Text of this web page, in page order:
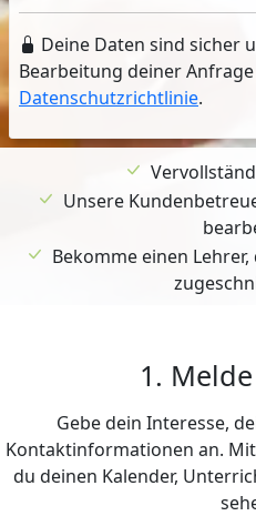
Deine Daten sind sicher
Bearbeitung deiner
Datenschutzrichtlinie.
Unsere
Bekomme einen
1.
Gebe dein Interesse,
Kontaktinformationen an.
du deinen Kalender,